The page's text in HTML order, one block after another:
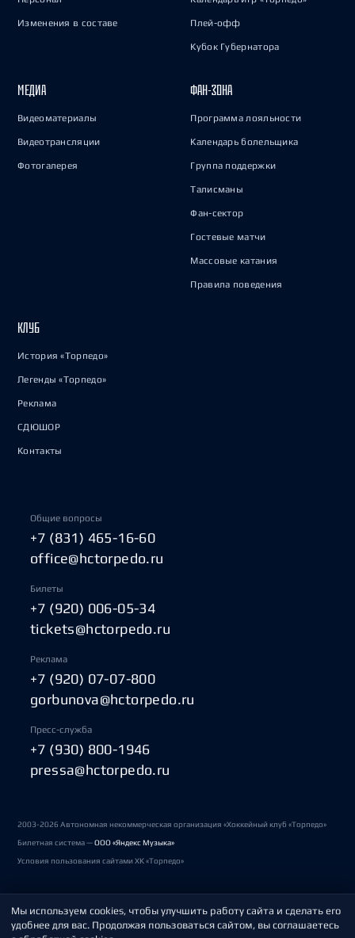
Изменения в составе Плей-офф
Кубок Губернатора
МЕДИА
Видеоматериалы
Видеотрансляции
Фотогалерея
ФАН-ЗОНА
Программа лояльности
Календарь болельщика
Группа поддержки
Талисманы
Фан-сектор
Гостевые матчи
Массовые катания
Правила поведения
КЛУБ
История «Торпедо»
Легенды «Торпедо»
Реклама
СДЮШОР
Контакты
Общие вопросы
+7 (831) 465-16-60
office@hctorpedo.ru
Билеты
+7 (920) 006-05-34
tickets@hctorpedo.ru
Реклама
+7 (920) 07-07-800
gorbunova@hctorpedo.ru
Пресс-служба
+7 (930) 800-1946
pressa@hctorpedo.ru
2003-2026 Автономная некоммерческая организация «Хоккейный клуб «Торпедо»
Билетная система —ООО «Яндекс Музыка»
Условия пользования сайтами ХК «Торпедо»
Политика обработки персональных данных
Мы используем cookies, чтобы улучшить работу сайта и сделать его
удобнее для вас. Продолжая пользоваться сайтом, вы соглашаетесь